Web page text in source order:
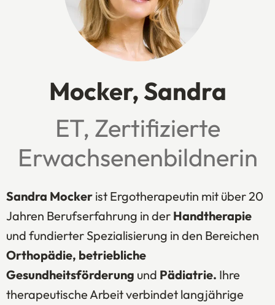
Mocker, Sandra
ET, Zertifizierte
Erwachsenenbildnerin
Sandra Mocker ist Ergotherapeutin mit über 20
Jahren Berufserfahrung in der Handtherapie
und fundierter Spezialisierung in den Bereichen
Orthopädie, betriebliche
Gesundheitsförderung und Pädiatrie. Ihre
therapeutische Arbeit verbindet langjährige